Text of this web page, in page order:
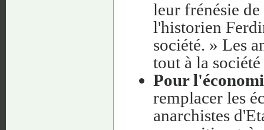
leur frénésie
l'historien
société. » Les
tout à la
Pour
remplacer les
anarchistes